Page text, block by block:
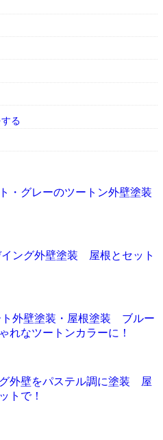
る
・グレーのツートン外壁塗装
ング外壁塗装 屋根とセット
ト外壁塗装・屋根塗装 ブルー
れなツートンカラーに！
外壁をパステル調に塗装 屋
トで！